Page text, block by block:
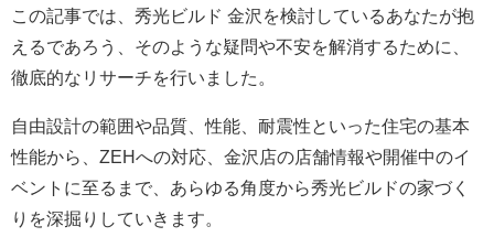
この記事では、秀光ビルド 金沢を検討しているあなたが抱
えるであろう、そのような疑問や不安を解消するために、
徹底的なリサーチを行いました。
自由設計の範囲や品質、性能、耐震性といった住宅の基本
性能から、ZEHへの対応、金沢店の店舗情報や開催中のイ
ベントに至るまで、あらゆる角度から秀光ビルドの家づく
りを深掘りしていきます。